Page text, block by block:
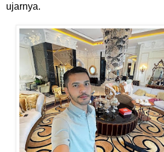
ujarnya.